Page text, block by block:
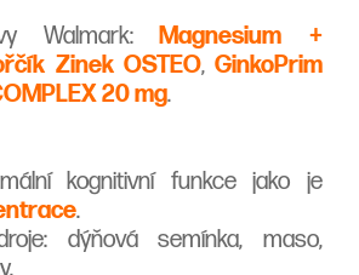
Walmark:
Magnesium +
Zinek OSTEO,GinkoPrim
20 mg.
kognitivní funkce jako je
.
dýňová semínka, maso,